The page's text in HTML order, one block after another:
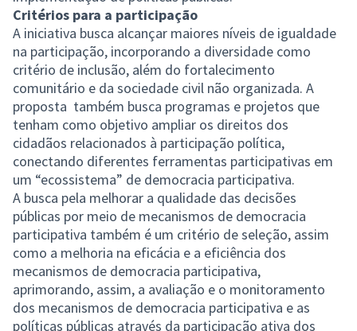
Critérios para a participação
A iniciativa busca alcançar maiores níveis de igualdade
na participação, incorporando a diversidade como
critério de inclusão, além do fortalecimento
comunitário e da sociedade civil não organizada. A
proposta também busca programas e projetos que
tenham como objetivo ampliar os direitos dos
cidadãos relacionados à participação política,
conectando diferentes ferramentas participativas em
um “ecossistema” de democracia participativa.
A busca pela melhorar a qualidade das decisões
públicas por meio de mecanismos de democracia
participativa também é um critério de seleção, assim
como a melhoria na eficácia e a eficiência dos
mecanismos de democracia participativa,
aprimorando, assim, a avaliação e o monitoramento
dos mecanismos de democracia participativa e as
políticas públicas através da participação ativa dos